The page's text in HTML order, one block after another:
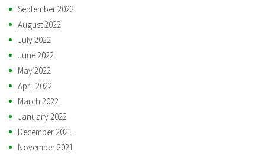
September 2022
August 2022
July 2022
June 2022
May 2022
April 2022
March 2022
January 2022
December 2021
November 2021